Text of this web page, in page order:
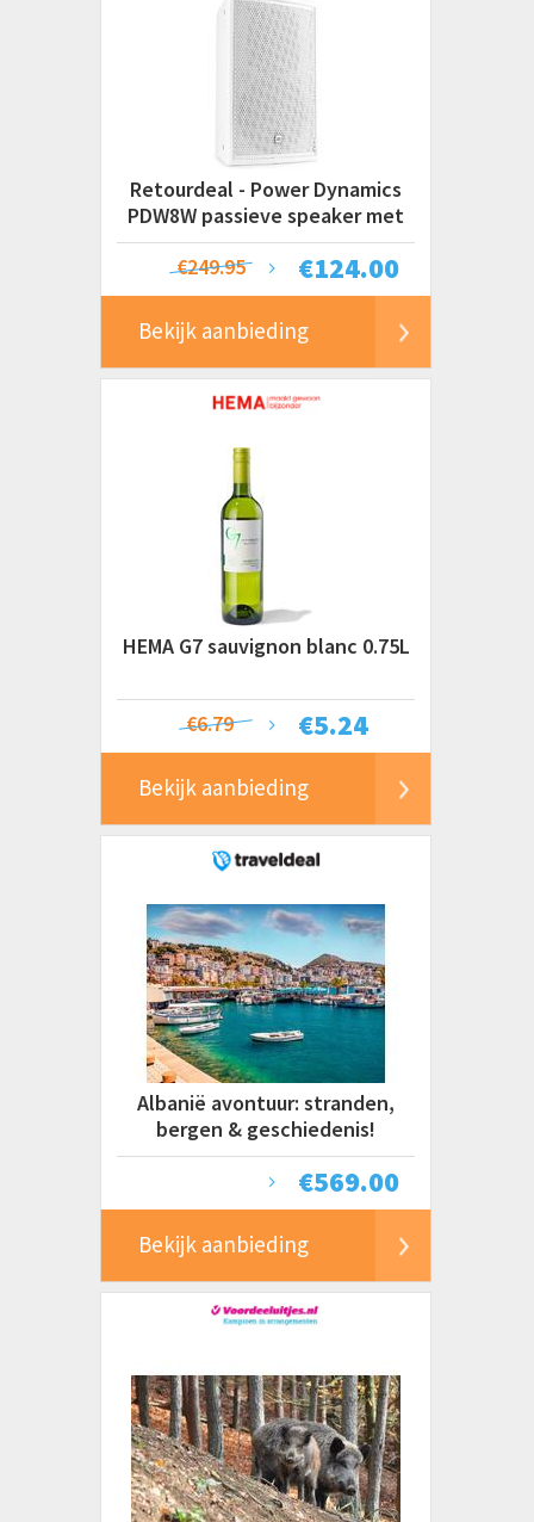
Retourdeal - Power Dynamics
PDW8W passieve speaker met
muurbeugel -
€124.00
€249.95
Bekijk aanbieding
HEMA G7 sauvignon blanc 0.75L
€5.24
€6.79
Bekijk aanbieding
Albanië avontuur: stranden,
bergen & geschiedenis!
€569.00
Bekijk aanbieding